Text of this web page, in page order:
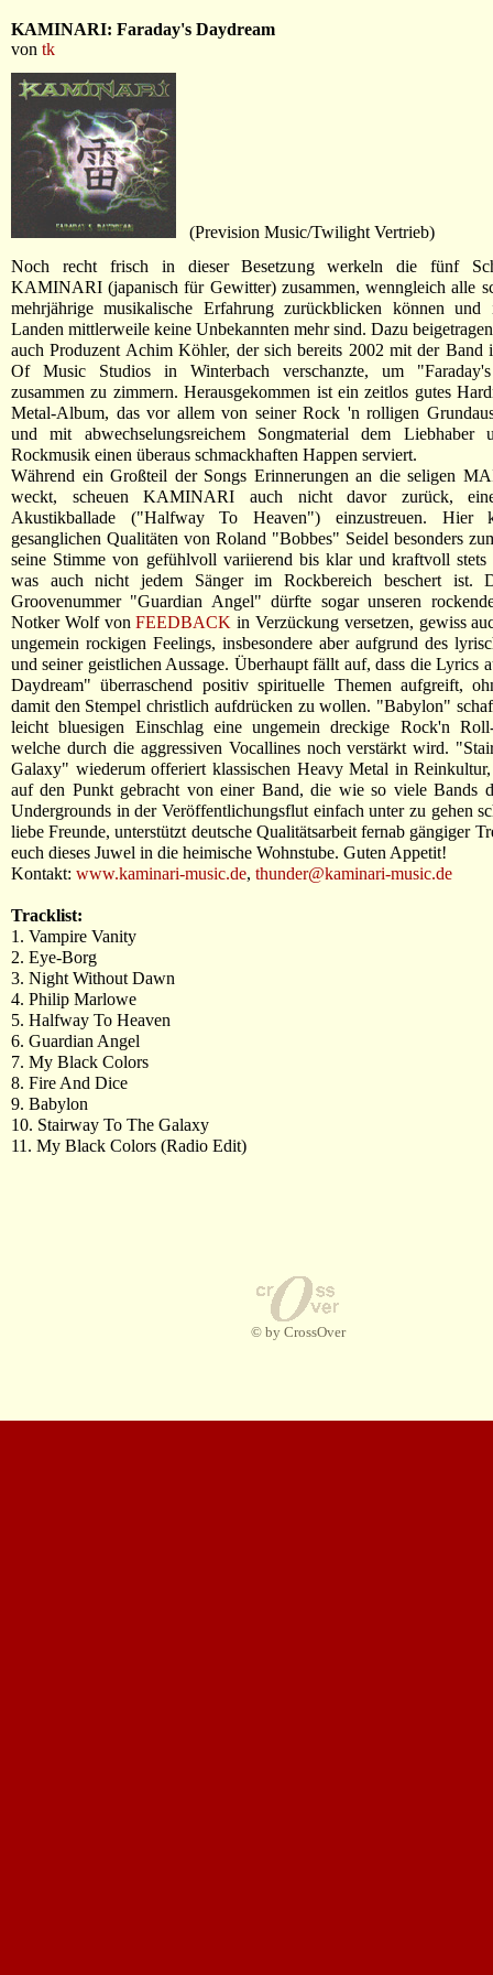
KAMINARI: Faraday's Daydream
von tk
(Prevision Music/Twilight Vertrieb)
Noch recht frisch in dieser Besetzung werkeln die fünf
KAMINARI (japanisch für Gewitter) zusammen, wenngleich alle
mehrjährige musikalische Erfahrung zurückblicken können und
Landen mittlerweile keine Unbekannten mehr sind. Dazu
auch Produzent Achim Köhler, der sich bereits 2002 mit der Band
Of Music Studios in Winterbach verschanzte, um
zusammen zu zimmern. Herausgekommen ist ein zeitlos gutes
Metal-Album, das vor allem von seiner Rock 'n rolligen
und mit abwechselungsreichem Songmaterial dem Liebhaber
Rockmusik einen überaus schmackhaften Happen serviert.
Während ein Großteil der Songs Erinnerungen an die seligen
weckt, scheuen KAMINARI auch nicht davor zurück,
Akustikballade ("Halfway To Heaven") einzustreuen. Hier
gesanglichen Qualitäten von Roland "Bobbes" Seidel besonders
seine Stimme von gefühlvoll variierend bis klar und kraftvoll
was auch nicht jedem Sänger im Rockbereich beschert ist.
Groovenummer "Guardian Angel" dürfte sogar unseren
Notker Wolf vonFEEDBACK in Verzückung versetzen, gewiss
ungemein rockigen Feelings, insbesondere aber aufgrund des
und seiner geistlichen Aussage. Überhaupt fällt auf, dass die Lyrics
Daydream" überraschend positiv spirituelle Themen aufgreift,
damit den Stempel christlich aufdrücken zu wollen. "Babylon"
leicht bluesigen Einschlag eine ungemein dreckige Rock'n Roll-
welche durch die aggressiven Vocallines noch verstärkt wird.
Galaxy" wiederum offeriert klassischen Heavy Metal in
auf den Punkt gebracht von einer Band, die wie so viele Bands
Undergrounds in der Veröffentlichungsflut einfach unter zu gehen
liebe Freunde, unterstützt deutsche Qualitätsarbeit fernab gängiger
euch dieses Juwel in die heimische Wohnstube. Guten Appetit!
Kontakt: www.kaminari-music.de, thunder@kaminari-music.de
Tracklist:
1. Vampire Vanity
2. Eye-Borg
3. Night Without Dawn
4. Philip Marlowe
5. Halfway To Heaven
6. Guardian Angel
7. My Black Colors
8. Fire And Dice
9. Babylon
10. Stairway To The Galaxy
11. My Black Colors (Radio Edit)
© by CrossOver